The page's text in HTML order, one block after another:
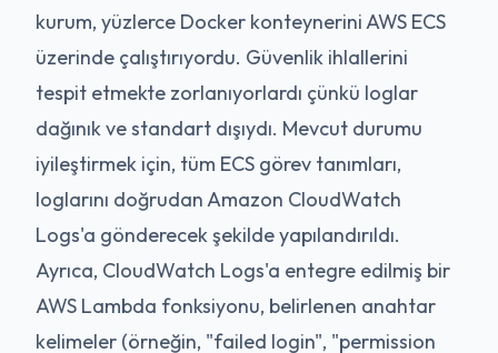
kurum, yüzlerce Docker konteynerini AWS ECS
üzerinde çalıştırıyordu. Güvenlik ihlallerini
tespit etmekte zorlanıyorlardı çünkü loglar
dağınık ve standart dışıydı. Mevcut durumu
iyileştirmek için, tüm ECS görev tanımları,
loglarını doğrudan Amazon CloudWatch
Logs'a gönderecek şekilde yapılandırıldı.
Ayrıca, CloudWatch Logs'a entegre edilmiş bir
AWS Lambda fonksiyonu, belirlenen anahtar
kelimeler (örneğin, "failed login", "permission